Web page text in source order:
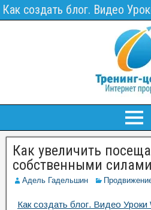
Как создать блог. Видео
Как увеличить
собственными силами
Адель Гадельшин
Как создать блог. Видео